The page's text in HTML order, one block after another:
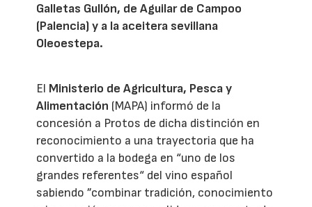
Galletas Gullón, de Aguilar de Campoo
(Palencia) y a la aceitera sevillana
Oleoestepa.
El Ministerio de Agricultura, Pesca y
Alimentación (MAPA) informó de la
concesión a Protos de dicha distinción en
reconocimiento a una trayectoria que ha
convertido a la bodega en “uno de los
grandes referentes“ del vino español
sabiendo ”combinar tradición, conocimiento